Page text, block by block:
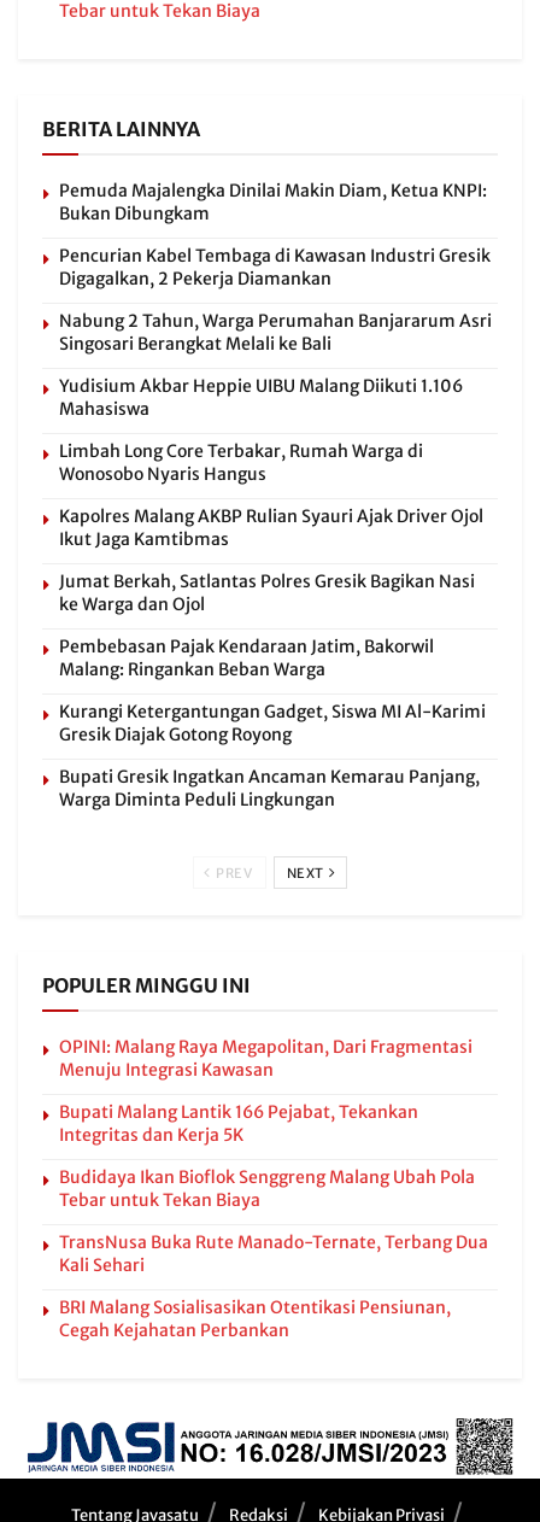
Tebar untuk Tekan Biaya
BERITA LAINNYA
Pemuda Majalengka Dinilai Makin Diam, Ketua KNPI:
Bukan Dibungkam
Pencurian Kabel Tembaga di Kawasan Industri Gresik
Digagalkan, 2 Pekerja Diamankan
Nabung 2 Tahun, Warga Perumahan Banjararum Asri
Singosari Berangkat Melali ke Bali
Yudisium Akbar Heppie UIBU Malang Diikuti 1.106
Mahasiswa
Limbah Long Core Terbakar, Rumah Warga di
Wonosobo Nyaris Hangus
Kapolres Malang AKBP Rulian Syauri Ajak Driver Ojol
Ikut Jaga Kamtibmas
Jumat Berkah, Satlantas Polres Gresik Bagikan Nasi
ke Warga dan Ojol
Pembebasan Pajak Kendaraan Jatim, Bakorwil
Malang: Ringankan Beban Warga
Kurangi Ketergantungan Gadget, Siswa MI Al-Karimi
Gresik Diajak Gotong Royong
Bupati Gresik Ingatkan Ancaman Kemarau Panjang,
Warga Diminta Peduli Lingkungan
PREV NEXT
POPULER MINGGU INI
OPINI: Malang Raya Megapolitan, Dari Fragmentasi
Menuju Integrasi Kawasan
Bupati Malang Lantik 166 Pejabat, Tekankan
Integritas dan Kerja 5K
Budidaya Ikan Bioflok Senggreng Malang Ubah Pola
Tebar untuk Tekan Biaya
TransNusa Buka Rute Manado-Ternate, Terbang Dua
Kali Sehari
BRI Malang Sosialisasikan Otentikasi Pensiunan,
Cegah Kejahatan Perbankan
Tentang Javasatu Redaksi Kebijakan Privasi